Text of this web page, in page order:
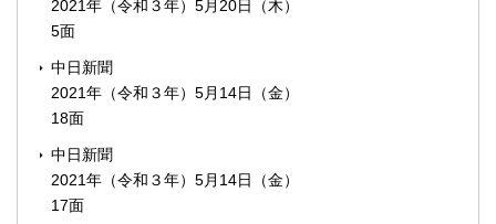
2021年（令和３年）5月20日（木）
5面
中日新聞
2021年（令和３年）5月14日（金）
18面
中日新聞
2021年（令和３年）5月14日（金）
17面